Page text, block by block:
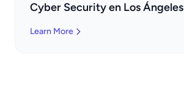
Cyber Security en Los Ángeles
Learn More